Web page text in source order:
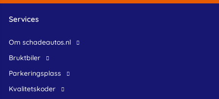
Services
Om schadeautos.nl
bruktbiler
Parkeringsplass
Kvalitetskoder